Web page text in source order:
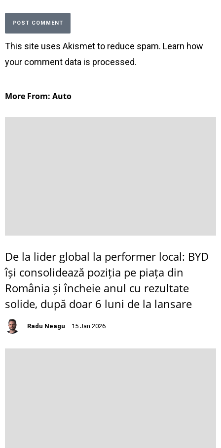
This site uses Akismet to reduce spam. Learn how
your comment data is processed.
More From: Auto
De la lider global la performer local: BYD
își consolidează poziția pe piața din
România și încheie anul cu rezultate
solide, după doar 6 luni de la lansare
Radu Neagu 15 Jan 2026